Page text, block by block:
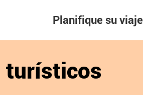
Planifique su viaje
turísticos